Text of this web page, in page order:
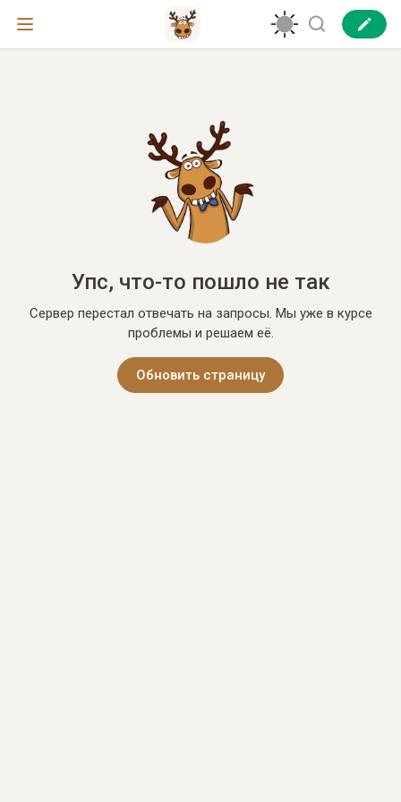
Упс, что-то пошло не так
Сервер перестал отвечать на запросы. Мы уже в курсе
проблемы и решаем её.
Обновить страницу